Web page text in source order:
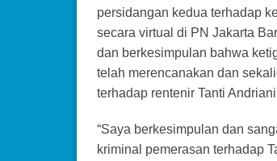
persidangan kedua terhadap
secara virtual di PN Jakarta
dan berkesimpulan bahwa
telah merencanakan dan
terhadap rentenir Tanti
“Saya berkesimpulan dan
kriminal pemerasan terhadap